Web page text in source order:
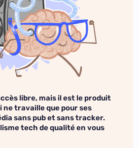
libre, mais il est le produit
travaille que pour ses
sans pub et sans tracker.
tech de qualité en vous